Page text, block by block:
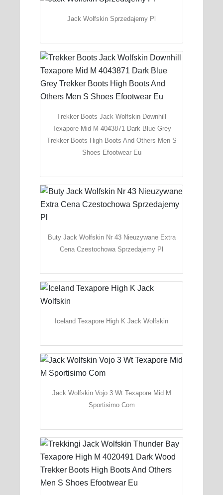
Jack Wolfskin Sprzedajemy Pl
Trekker Boots Jack Wolfskin Downhill
Texapore Mid M 4043871 Dark Blue Grey
Trekker Boots High Boots And Others Men S
Shoes Efootwear Eu
Buty Jack Wolfskin Nr 43 Nieuzywane Extra
Cena Czestochowa Sprzedajemy Pl
Iceland Texapore High K Jack Wolfskin
Jack Wolfskin Vojo 3 Wt Texapore Mid M
Sportisimo Com